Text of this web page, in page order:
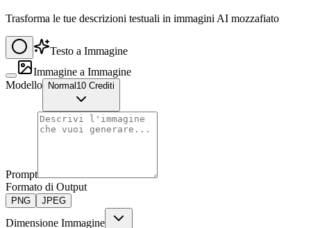
Trasforma le tue descrizioni testuali in immagini AI mozzafiato
Testo a Immagine
Immagine a Immagine
Modello
Normal 10 Crediti
Prompt
Formato di Output
PNG JPEG
Dimensione Immagine